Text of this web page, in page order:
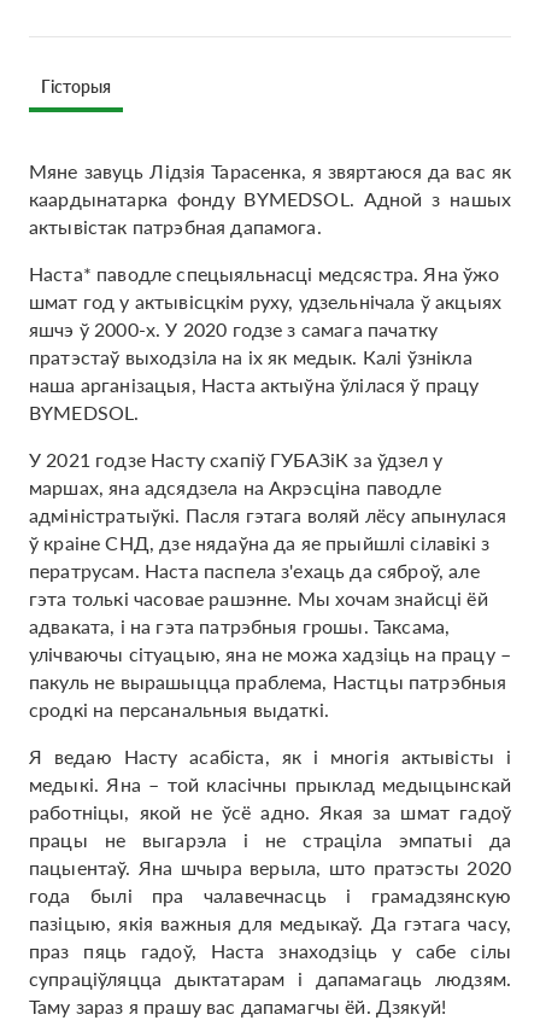
Гісторыя
Мяне завуць Лідзія Тарасенка, я звяртаюся да вас як
каардынатарка фонду BYMEDSOL. Адной з нашых
актывістак патрэбная дапамога.
Наста* паводле спецыяльнасці медсястра. Яна ўжо
шмат год у актывісцкім руху, удзельнічала ў акцыях
яшчэ ў 2000-х. У 2020 годзе з самага пачатку
пратэстаў выходзіла на іх як медык. Калі ўзнікла
наша арганізацыя, Наста актыўна ўлілася ў працу
BYMEDSOL.
У 2021 годзе Насту схапіў ГУБАЗіК за ўдзел у
маршах, яна адсядзела на Акрэсціна паводле
адміністратыўкі. Пасля гэтага воляй лёсу апынулася
ў краіне СНД, дзе нядаўна да яе прыйшлі сілавікі з
ператрусам. Наста паспела з'ехаць да сяброў, але
гэта толькі часовае рашэнне. Мы хочам знайсці ёй
адваката, і на гэта патрэбныя грошы. Таксама,
улічваючы сітуацыю, яна не можа хадзіць на працу –
пакуль не вырашыцца праблема, Настцы патрэбныя
сродкі на персанальныя выдаткі.
Я ведаю Насту асабіста, як і многія актывісты і
медыкі. Яна – той класічны прыклад медыцынскай
работніцы, якой не ўсё адно. Якая за шмат гадоў
працы не выгарэла і не страціла эмпатыі да
пацыентаў. Яна шчыра верыла, што пратэсты 2020
года былі пра чалавечнасць і грамадзянскую
пазіцыю, якія важныя для медыкаў. Да гэтага часу,
праз пяць гадоў, Наста знаходзіць у сабе сілы
супраціўляцца дыктатарам і дапамагаць людзям.
Таму зараз я прашу вас дапамагчы ёй. Дзякуй!